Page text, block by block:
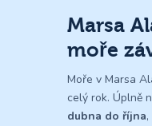
Marsa
moře
Moře v Marsa
celý rok. Úplně
dubna do října